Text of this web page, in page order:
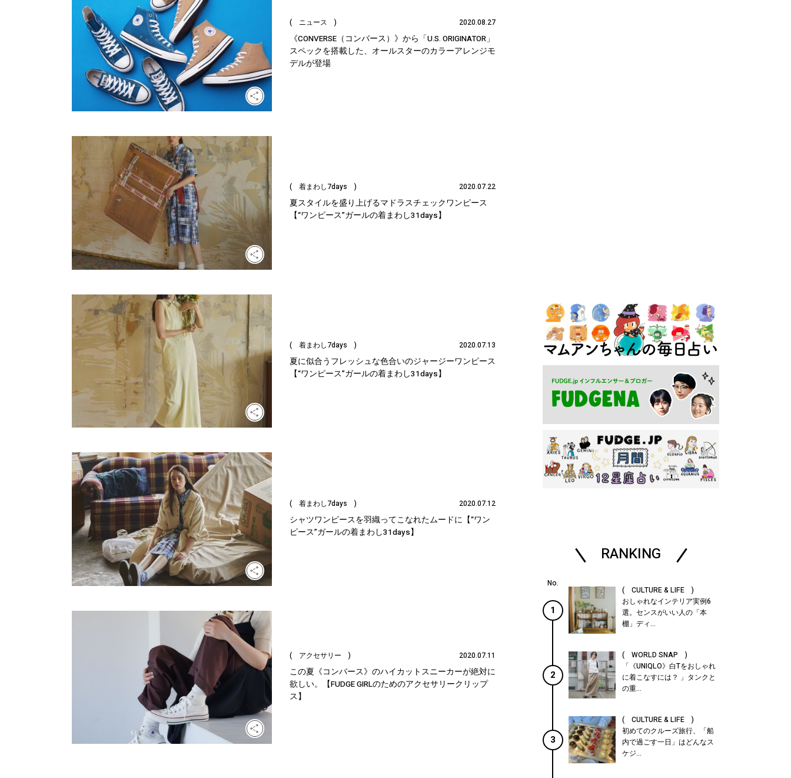
( ニュース ) 2020.08.27
《CONVERSE（コンバース）》から「U.S. ORIGINATOR」
スペックを搭載した、オールスターのカラーアレンジモ
デルが登場
( 着まわし7days ) 2020.07.22
夏スタイルを盛り上げるマドラスチェックワンピース
【“ワンピース”ガールの着まわし31days】
( 着まわし7days ) 2020.07.13
夏に似合うフレッシュな色合いのジャージーワンピース
【“ワンピース”ガールの着まわし31days】
( 着まわし7days ) 2020.07.12
シャツワンピースを羽織ってこなれたムードに【“ワン
ピース”ガールの着まわし31days】
( アクセサリー ) 2020.07.11
この夏《コンバース》のハイカットスニーカーが絶対に
欲しい。【FUDGE GIRLのためのアクセサリークリップ
ス】
RANKING
1
( CULTURE & LIFE )
おしゃれなインテリア実例6
選。センスがいい人の「本
棚」ディ...
2
( WORLD SNAP )
「《UNIQLO》白Tをおしゃれ
に着こなすには？ 」タンクと
の重...
3
( CULTURE & LIFE )
初めてのクルーズ旅行、「船
内で過ごす一日」はどんなス
ケジ...